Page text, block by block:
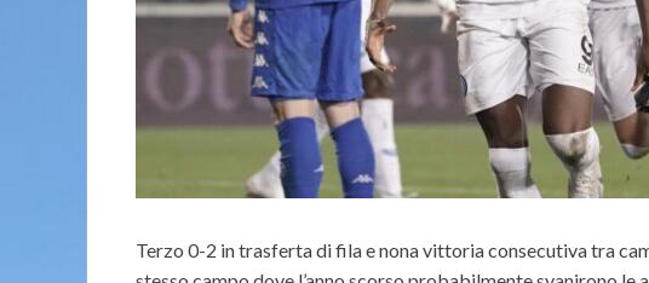
Terzo 0-2 in trasferta di fila e nona vittoria consecutiva tra